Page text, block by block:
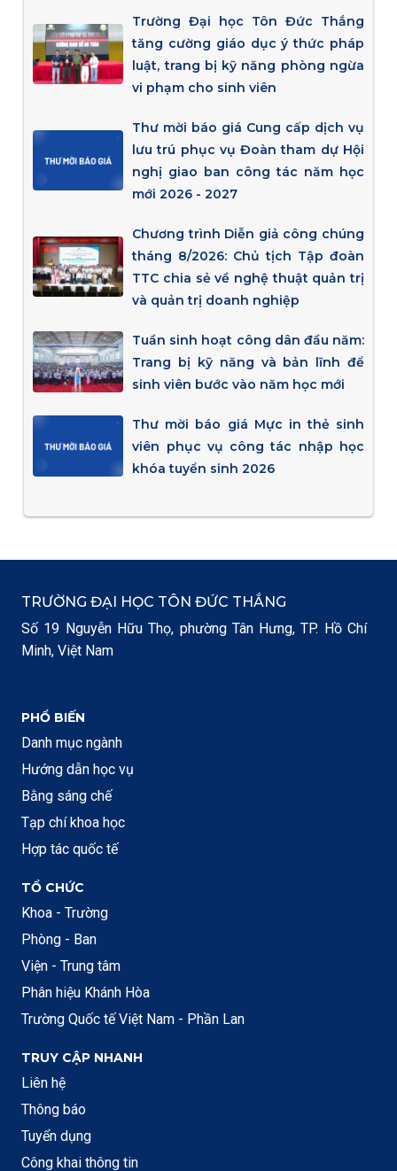
Trường Đại học Tôn Đức Thắng
tăng cường giáo dục ý thức pháp
luật, trang bị kỹ năng phòng ngừa
vi phạm cho sinh viên
Thư mời báo giá Cung cấp dịch vụ
lưu trú phục vụ Đoàn tham dự Hội
nghị giao ban công tác năm học
mới 2026 - 2027
Chương trình Diễn giả công chúng
tháng 8/2026: Chủ tịch Tập đoàn
TTC chia sẻ về nghệ thuật quản trị
và quản trị doanh nghiệp
Tuần sinh hoạt công dân đầu năm:
Trang bị kỹ năng và bản lĩnh để
sinh viên bước vào năm học mới
Thư mời báo giá Mực in thẻ sinh
viên phục vụ công tác nhập học
khóa tuyển sinh 2026
TRƯỜNG ĐẠI HỌC TÔN ĐỨC THẮNG
Số 19 Nguyễn Hữu Thọ, phường Tân Hưng, TP. Hồ Chí
Minh, Việt Nam
PHỔ BIẾN
Danh mục ngành
Hướng dẫn học vụ
Bằng sáng chế
Tạp chí khoa học
Hợp tác quốc tế
TỔ CHỨC
Khoa - Trường
Phòng - Ban
Viện - Trung tâm
Phân hiệu Khánh Hòa
Trường Quốc tế Việt Nam - Phần Lan
TRUY CẬP NHANH
Liên hệ
Thông báo
Tuyển dụng
Công khai thông tin